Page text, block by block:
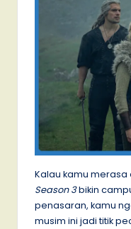
Kalau kamu
Season 3bikin
penasaran, kamu
musim ini jadi titik